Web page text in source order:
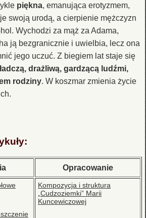
piękna, emanująca erotyzmem,
swoją urodą, a cierpienie mężczyzn
Wychodzi za mąż za Adama,
ją bezgranicznie i uwielbia, lecz ona
jego uczuć. Z biegiem lat staje się
drażliwą, gardzącą ludźmi,
rodziny. W koszmar zmienia życie
Opracowanie
Kompozycja i struktura
„Cudzoziemki” Marii
Kuncewiczowej